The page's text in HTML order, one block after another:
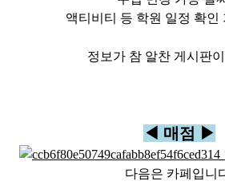
액티비티 등 학원 일정 확인
정보가 참 알찬 게시판
◀ 매점 ▶
다음은 카페입니